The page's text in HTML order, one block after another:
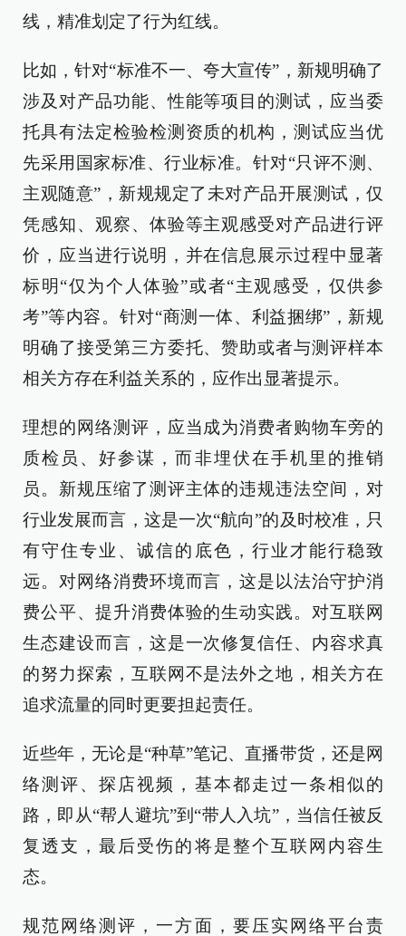
线，精准划定了行为红线。
比如，针对“标准不一、夸大宣传”，新规明确了
涉及对产品功能、性能等项目的测试，应当委
托具有法定检验检测资质的机构，测试应当优
先采用国家标准、行业标准。针对“只评不测、
主观随意”，新规规定了未对产品开展测试，仅
凭感知、观察、体验等主观感受对产品进行评
价，应当进行说明，并在信息展示过程中显著
标明“仅为个人体验”或者“主观感受，仅供参
考”等内容。针对“商测一体、利益捆绑”，新规
明确了接受第三方委托、赞助或者与测评样本
相关方存在利益关系的，应作出显著提示。
理想的网络测评，应当成为消费者购物车旁的
质检员、好参谋，而非埋伏在手机里的推销
员。新规压缩了测评主体的违规违法空间，对
行业发展而言，这是一次“航向”的及时校准，只
有守住专业、诚信的底色，行业才能行稳致
远。对网络消费环境而言，这是以法治守护消
费公平、提升消费体验的生动实践。对互联网
生态建设而言，这是一次修复信任、内容求真
的努力探索，互联网不是法外之地，相关方在
追求流量的同时更要担起责任。
近些年，无论是“种草”笔记、直播带货，还是网
络测评、探店视频，基本都走过一条相似的
路，即从“帮人避坑”到“带人入坑”，当信任被反
复透支，最后受伤的将是整个互联网内容生
态。
规范网络测评，一方面，要压实网络平台责